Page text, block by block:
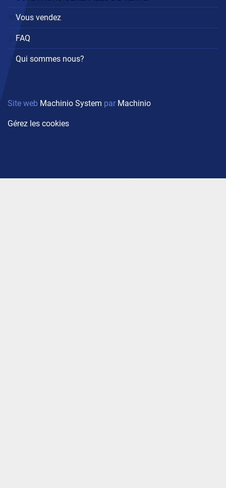
Vous vendez
FAQ
Qui sommes nous?
Site web Machinio System par Machinio
Gérez les cookies